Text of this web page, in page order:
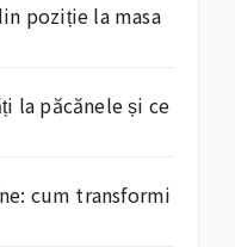
poziție la masa
la păcănele și ce
cum transformi